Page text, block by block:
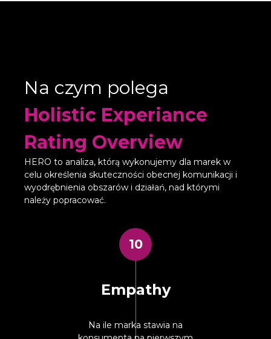
Na czym polega
Holistic Experiance
Rating Overview
HERO to analiza, którą wykonujemy dla marek w
celu określenia skuteczności obecnej komunikacji i
wyodrębnienia obszarów i działań, nad którymi
należy popracować.
10
Empathy
Na ile marka stawia na